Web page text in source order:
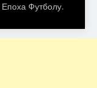
Епоха Футболу.